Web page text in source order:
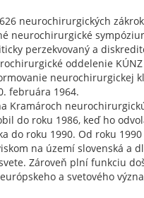
neurochirurgických
neurochirurgické
perzekvovaný a
oddelenie
neurochirurgickej
februára 1964.
Kramároch
do roku 1986, keď ho
do roku 1990. Od roku
na území slovenská a
Zároveň plní funkciu
a svetového